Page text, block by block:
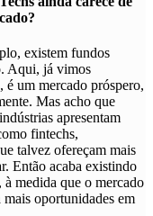
existem fundos
Aqui, já vimos
é um mercado próspero,
Mas acho que
apresentam
fintechs,
talvez ofereçam mais
Então acaba existindo
medida que o mercado
oportunidades em